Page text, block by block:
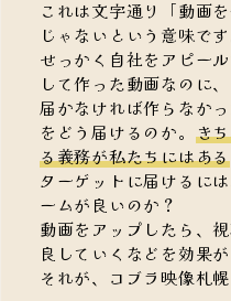
これは文字通り「動画
じゃないという意味です
せっかく自社をアピー
して作った動画なのに
届かなければ作らなか
をどう届けるのか。 き
る義務が私たちにはある
ターゲットに届けるに
ームが良いのか？
動画をアップしたら、
良していくなどを効果
それが、コブラ映像札